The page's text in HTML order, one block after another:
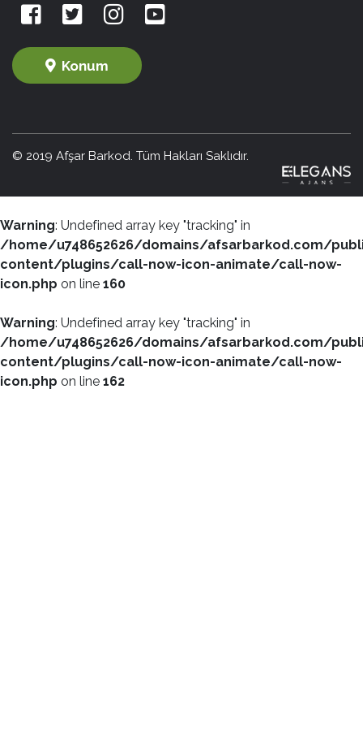
Konum
© 2019 Afşar Barkod. Tüm Hakları Saklıdır.
Warning: Undefined array key "tracking" in
/home/u748652626/domains/afsarbarkod.com/
content/plugins/call-now-icon-animate/call-now-
icon.php on line 160
Warning: Undefined array key "tracking" in
/home/u748652626/domains/afsarbarkod.com/
content/plugins/call-now-icon-animate/call-now-
icon.php on line 162